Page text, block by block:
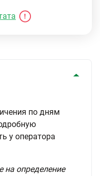
по дням
у оператора
на определение